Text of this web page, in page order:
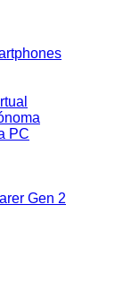
PC
Gen 2